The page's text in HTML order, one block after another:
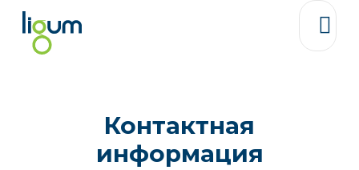
ПРОФИЛЬ КОМПАНИИ
Контактная
информация